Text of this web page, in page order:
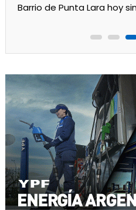
Barrio de Punta Lara hoy